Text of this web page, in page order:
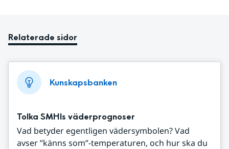
Relaterade sidor
Kunskapsbanken
Tolka SMHIs väderprognoser
Vad betyder egentligen vädersymbolen? Vad
avser ”känns som”-temperaturen, och hur ska du